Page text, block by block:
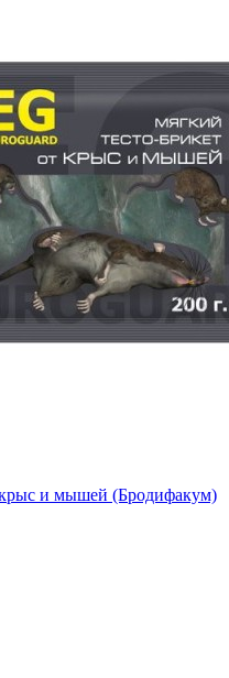
и мышей (Бродифакум)